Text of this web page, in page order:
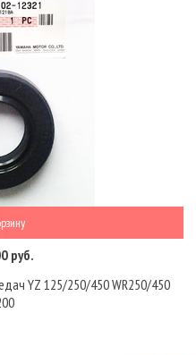
руб.
YZ 125/250/450 WR250/450